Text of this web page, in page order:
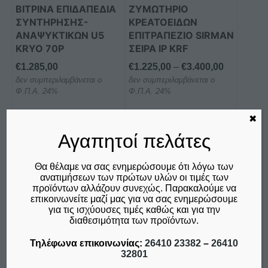
ΒΙΤΡΙΝΑ ΕΠΙΔΑΠΕΔΙΑ
ΣΥΝΤΗΡΗΣΗΣ-
ΑΝΑΨΥΚΤΙΚΩΝ U5
KRYO 70P
€1.285,00
δεν συμπεριλαμβάνεται ο
Φ.Π.Α. 24%
Σύγκριση
ΖΥΜΩΤΗΡΙΟ
ΚΡΕΑΤΟΕΙΔΩΝ
ΕΠΙΤΡΑΠΕΖΙΟ SIRMAN
ΣΕΙΡΑ IP KRF
€1.225,00 – €3.400,00Price
through
€3.400,00
δεν συμπεριλαμβάνεται ο
Φ.Π.Α. 24%
μπορούν
να
επιλεγούν
στη
σελίδα
του
προϊόντος
Σύγκριση
Αυτό
έχει
Αυτό
το
προϊόν
έχει
πολλαπλές
Αγαπητοί πελάτες
Θα θέλαμε να σας ενημερώσουμε ότι λόγω των
ανατιμήσεων των πρώτων υλών οι τιμές των
προϊόντων αλλάζουν συνεχώς. Παρακαλούμε να
επικοινωνείτε μαζί μας για να σας ενημερώσουμε
για τις ισχύουσες τιμές καθώς και για την
διαθεσιμότητα των προϊόντων.
Τηλέφωνα επικοινωνίας: 26410 23382 – 26410
32801
✖